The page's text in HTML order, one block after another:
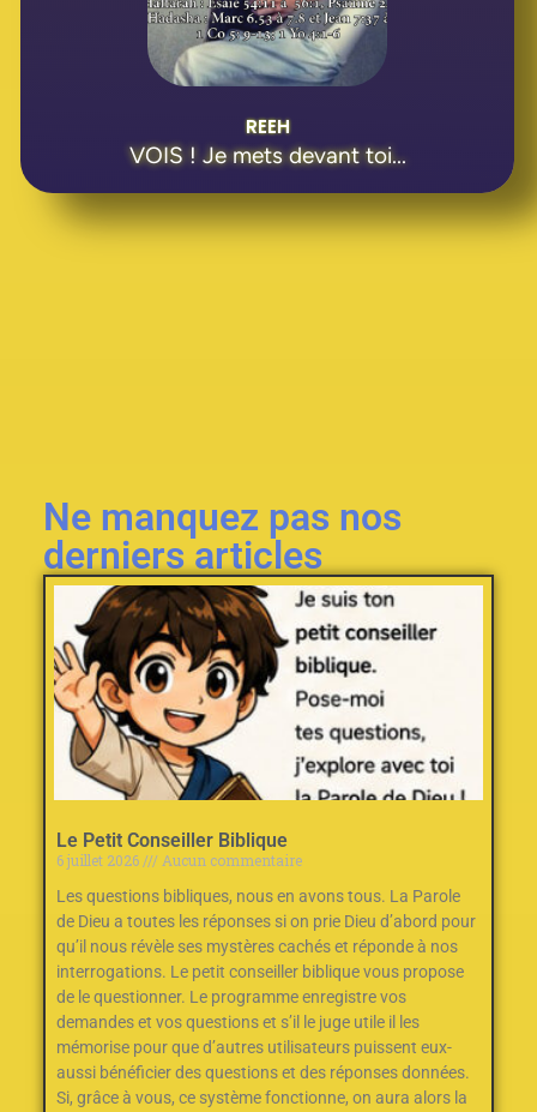
REEH
VOIS ! Je mets devant toi...
Ne manquez pas nos
derniers articles
Le Petit Conseiller Biblique
6 juillet 2026
Aucun commentaire
Les questions bibliques, nous en avons tous. La Parole
de Dieu a toutes les réponses si on prie Dieu d’abord pour
qu’il nous révèle ses mystères cachés et réponde à nos
interrogations. Le petit conseiller biblique vous propose
de le questionner. Le programme enregistre vos
demandes et vos questions et s’il le juge utile il les
mémorise pour que d’autres utilisateurs puissent eux-
aussi bénéficier des questions et des réponses données.
Si, grâce à vous, ce système fonctionne, on aura alors la